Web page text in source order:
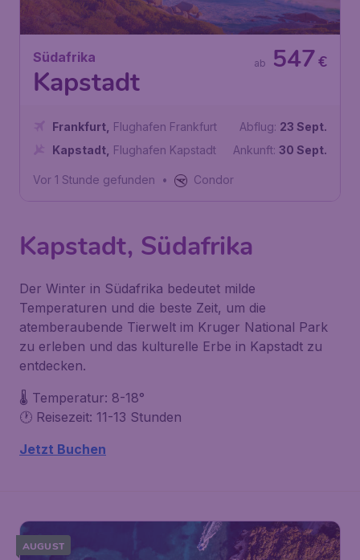
Südafrika
Kapstadt
€
547
ab
Frankfurt Flughafen Frankfurt
Kapstadt Flughafen Kapstadt
Abflug: 23 Sept.
Ankunft: 30 Sept.
Vor 1 Stunde gefunden • Condor
Kapstadt, Südafrika
Der Winter in Südafrika bedeutet milde
Temperaturen und die beste Zeit, um die
atemberaubende Tierwelt im Kruger National Park
zu erleben und das kulturelle Erbe in Kapstadt zu
entdecken.
🌡️ Temperatur: 8-18°
🕐 Reisezeit: 11-13 Stunden
Jetzt Buchen
AUGUST